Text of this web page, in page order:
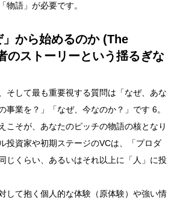
物語」が必要です。
から始めるのか (The
のストーリーという揺るぎな
そして最も重要視する質問は「なぜ、あな
事業を？」「なぜ、今なのか？」です 6。
こそが、あなたのピッチの物語の核となり
投資家や初期ステージのVCは、「プロダ
じくらい、あるいはそれ以上に「人」に投
して抱く個人的な体験（原体験）や強い情